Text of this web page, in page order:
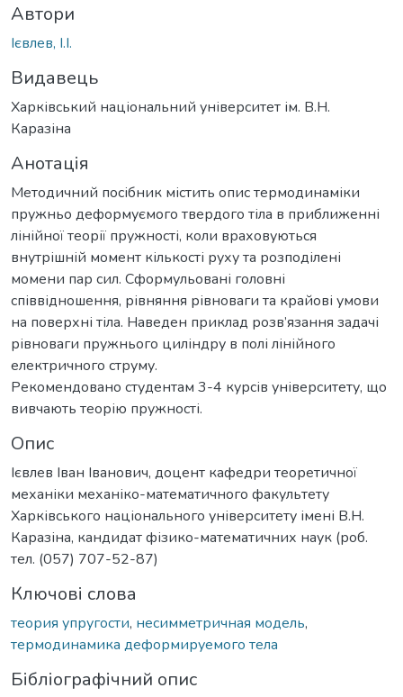
Автори
Ієвлев, І.І.
Видавець
Харківський національний університет ім. В.Н.
Каразіна
Анотація
Методичний посібник містить опис термодинаміки
пружньо деформуємого твердого тіла в приближенні
лінійної теорії пружності, коли враховуються
внутрішній момент кількості руху та розподілені
момени пар сил. Сформульовані головні
співвідношення, рівняння рівноваги та крайові умови
на поверхні тіла. Наведен приклад розв’язання задачі
рівноваги пружнього циліндру в полі лінійного
електричного струму.
Рекомендовано студентам 3-4 курсів університету, що
вивчають теорію пружності.
Опис
Ієвлев Іван Іванович, доцент кафедри теоретичної
механіки механіко-математичного факультету
Харківського національного університету імені В.Н.
Каразіна, кандидат фізико-математичних наук (роб.
тел. (057) 707-52-87)
Ключові слова
теория упругости, несимметричная модель,
термодинамика деформируемого тела
Бібліографічний опис